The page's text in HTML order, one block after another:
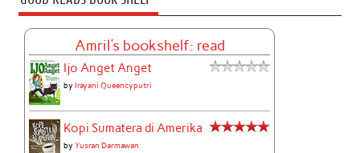
Amril's bookshelf: read
Ijo Anget Anget
byIrayani Queencyputri
Kopi Sumatera di Amerika
byYusran Darmawan